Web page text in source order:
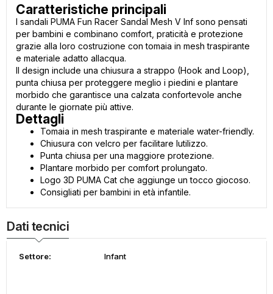
Caratteristiche principali
I sandali PUMA Fun Racer Sandal Mesh V Inf sono pensati
per bambini e combinano comfort, praticità e protezione
grazie alla loro costruzione con tomaia in mesh traspirante
e materiale adatto allacqua.
Il design include una chiusura a strappo (Hook and Loop),
punta chiusa per proteggere meglio i piedini e plantare
morbido che garantisce una calzata confortevole anche
durante le giornate più attive.
Dettagli
Tomaia in mesh traspirante e materiale water-friendly.
Chiusura con velcro per facilitare lutilizzo.
Punta chiusa per una maggiore protezione.
Plantare morbido per comfort prolungato.
Logo 3D PUMA Cat che aggiunge un tocco giocoso.
Consigliati per bambini in età infantile.
Dati tecnici
Settore: Infant